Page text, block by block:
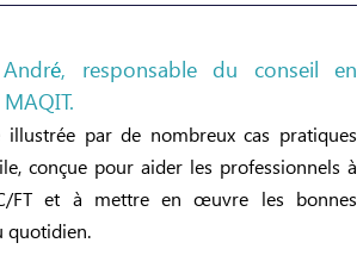
é, responsable du conseil en
par de nombreux cas pratiques
conçue pour aider les professionnels à
FT et à mettre en œuvre les bonnes
quotidien.